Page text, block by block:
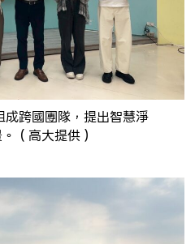
跨國團隊，提出智慧淨
（高大提供）